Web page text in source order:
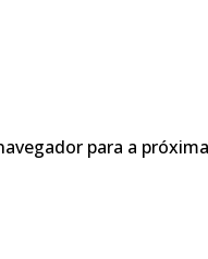
para a